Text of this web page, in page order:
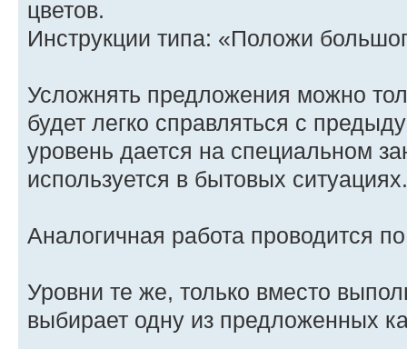
цветов.
Инструкции типа: «Положи
Усложнять предложения можно
будет легко справляться с
уровень дается на специальном
используется в бытовых ситуациях.
Аналогичная работа проводится
Уровни те же, только вместо
выбирает одну из предложенных